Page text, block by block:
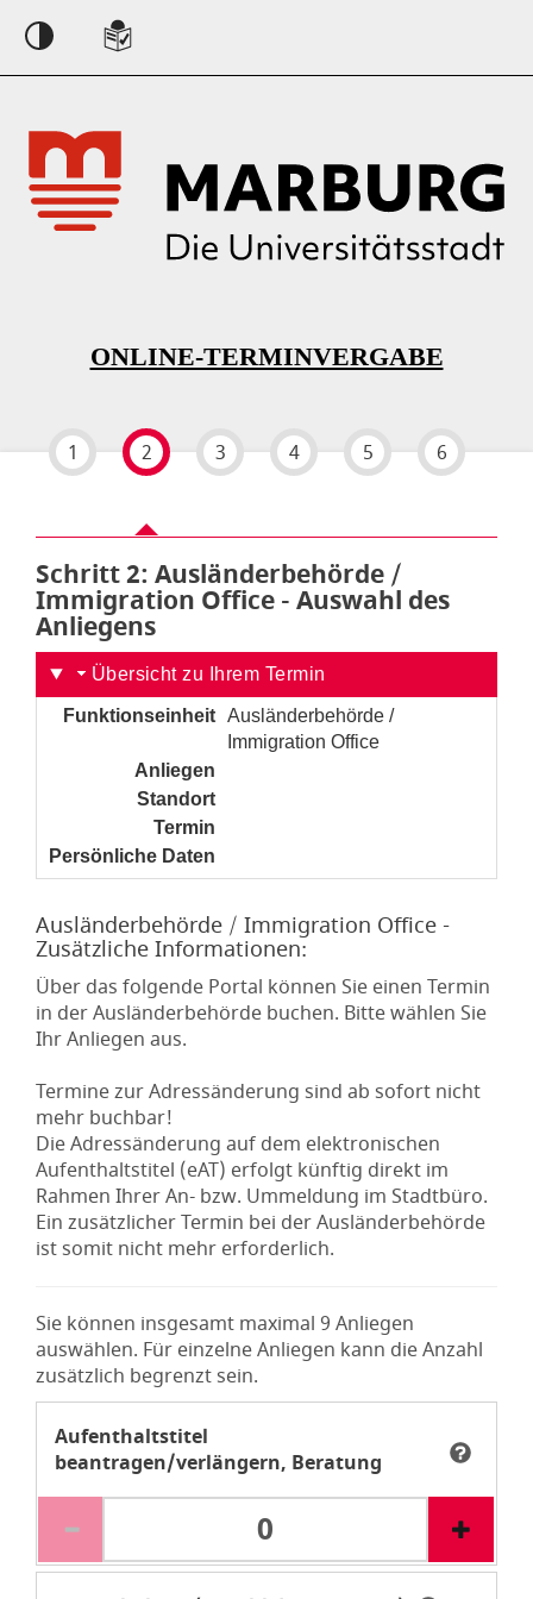
ONLINE-TERMINVERGABE
1 2 3 4 5 6
Schritt 2von 6
: Ausländerbehörde /
Immigration Office - Auswahl des
Anliegens
Übersicht zu Ihrem Termin
Funktionseinheit Ausländerbehörde /
Immigration Office
Anliegen
Standort
Termin
Persönliche Daten
Ausländerbehörde / Immigration Office -
Zusätzliche Informationen:
Über das folgende Portal können Sie einen Termin
in der Ausländerbehörde buchen. Bitte wählen Sie
Ihr Anliegen aus.
Termine zur Adressänderung sind ab sofort nicht
mehr buchbar!
Die Adressänderung auf dem elektronischen
Aufenthaltstitel (eAT) erfolgt künftig direkt im
Rahmen Ihrer An- bzw. Ummeldung im Stadtbüro.
Ein zusätzlicher Termin bei der Ausländerbehörde
ist somit nicht mehr erforderlich.
Sie können insgesamt maximal 9 Anliegen
auswählen. Für einzelne Anliegen kann die Anzahl
zusätzlich begrenzt sein.
Aufenthaltstitel
beantragen/verlängern, Beratung
Tooltip Sie können dieses Anliegen maximal 9 Mal
Hier können Sie einen Termin zur Erteilung oder
Den Weiter-Schalter der Seite anspringen